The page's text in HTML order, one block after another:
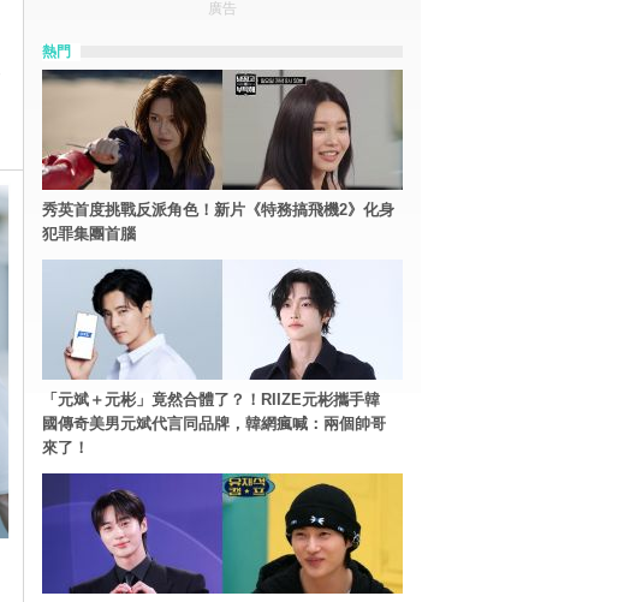
廣告
熱門
秀英首度挑戰反派角色！新片《特務搞飛機2》化身
犯罪集團首腦
「元斌＋元彬」竟然合體了？！RIIZE元彬攜手韓
國傳奇美男元斌代言同品牌，韓網瘋喊：兩個帥哥
來了！